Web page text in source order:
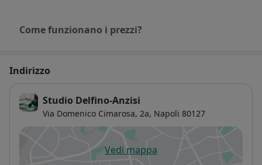
Come funzionano i prezzi?
Indirizzo
Studio Delfino-Anzisi
Via Domenico Cimarosa, 2a, Napoli 80127
Vedi mappasi apre in una nuova scheda